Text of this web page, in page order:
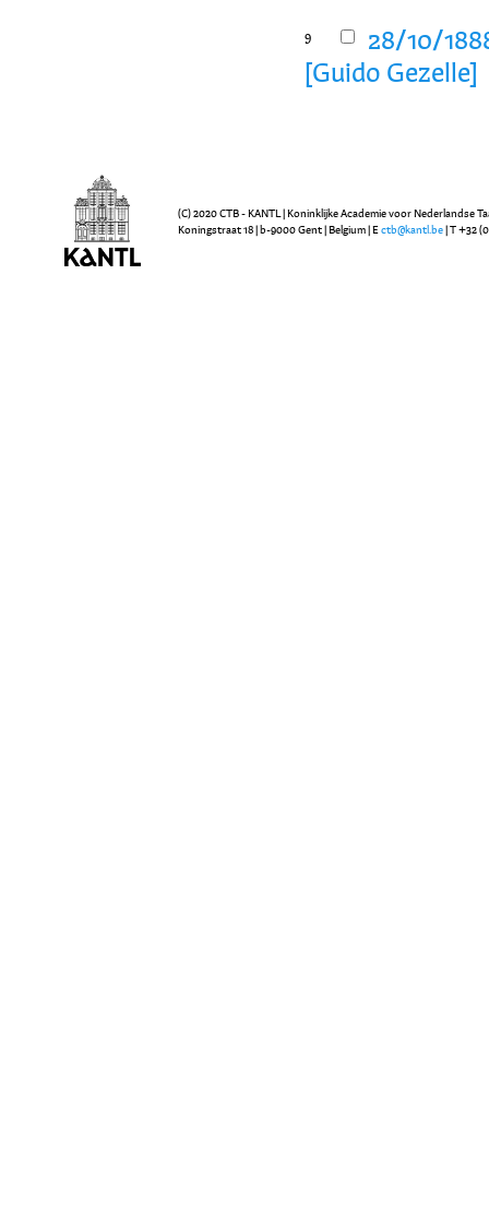
9
28/10/
[Guido Gezelle]
(C) 2020 CTB - KANTL | Koninklijke Academie voor Nederlandse
Koningstraat 18 | b-9000 Gent | Belgium | E ctb@kantl.be | T +32